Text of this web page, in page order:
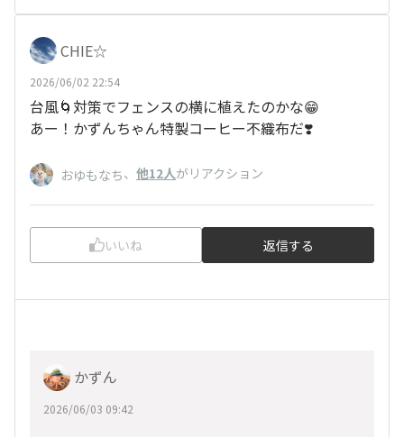
CHIE☆
2026/06/02 22:54
台風🌀対策でフェンスの横に植えたのかな😁
あー！かずんちゃん特製コーヒー不織布だ❣️
おゆもなち、 他12人がリアクション
いいね 返信する
かずん
2026/06/03 09:42